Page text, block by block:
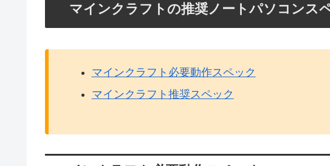
マインクラフトの推奨ノートパソコンス
マインクラフト必要動作スペック
マインクラフト推奨スペック